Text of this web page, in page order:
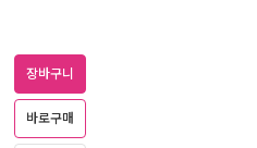
장바구니
바로구매